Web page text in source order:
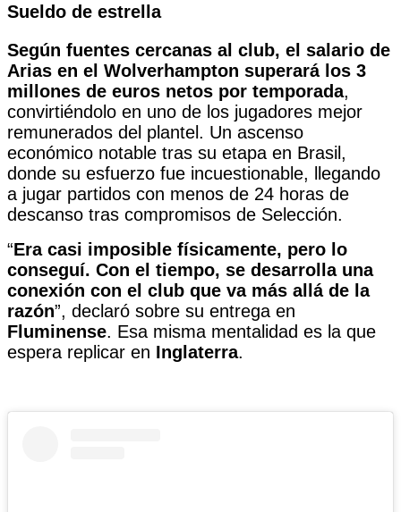
Sueldo de estrella
Según fuentes cercanas al club, el salario de
Arias en el Wolverhampton superará los 3
millones de euros netos por temporada,
convirtiéndolo en uno de los jugadores mejor
remunerados del plantel. Un ascenso
económico notable tras su etapa en Brasil,
donde su esfuerzo fue incuestionable, llegando
a jugar partidos con menos de 24 horas de
descanso tras compromisos de Selección.
“Era casi imposible físicamente, pero lo
conseguí. Con el tiempo, se desarrolla una
conexión con el club que va más allá de la
razón”, declaró sobre su entrega en
Fluminense. Esa misma mentalidad es la que
espera replicar en Inglaterra.